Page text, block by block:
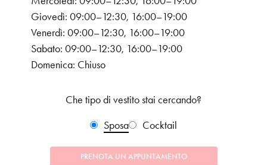
Giovedì: 09:00–12:30, 16:00–19:00
Venerdì: 09:00–12:30, 16:00–19:00
Sabato: 09:00–12:30, 16:00–19:00
Domenica: Chiuso
Che tipo di vestito stai cercando?
Sposa
Cocktail
PRENOTA UN APPUNTAMENTO